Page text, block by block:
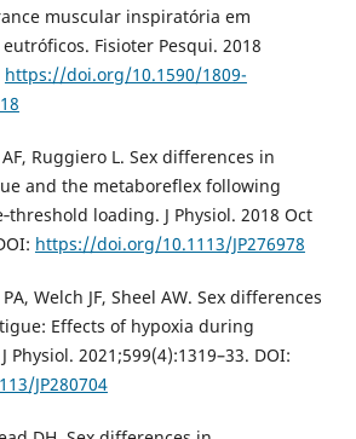
muscular inspiratória em
Fisioter Pesqui. 2018
https://doi.org/10.1590/1809-
Ruggiero L. Sex differences in
and the metaboreflex following
loading. J Physiol. 2018 Oct
https://doi.org/10.1113/JP276978
Welch JF, Sheel AW. Sex differences
Effects of hypoxia during
2021;599(4):1319–33. DOI:
JP280704